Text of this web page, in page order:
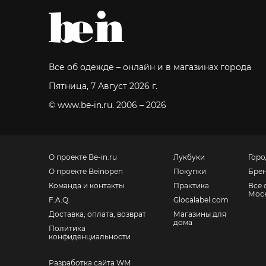
Все об одежде – онлайн и в магазинах города
Пятница, 7 Август 2026 г.
© www.be-in.ru. 2006 – 2026
О проекте Be-in.ru
О проекте Beinopen
Команда и контакты
F.A.Q.
Доставка, оплата, возврат
Политика
конфиденциальности
Лукбуки
Покупки
Практика
Glocalabel.com
Магазины для
дома
Все
Разработка сайта WM